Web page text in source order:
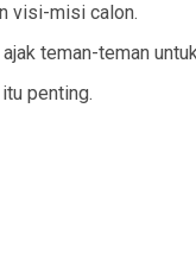
visi-misi calon.
teman-teman
penting.